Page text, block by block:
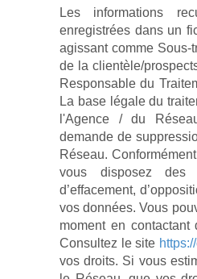
Les informations
enregistrées dans un
agissant comme Sous-
de la clientèle/
Responsable du
La base légale du
l'Agence / du
demande de
Réseau.
vous disposez des
d’effacement,
vos données. Vous
moment en contactant
Consultez le site
vos droits. Si vous